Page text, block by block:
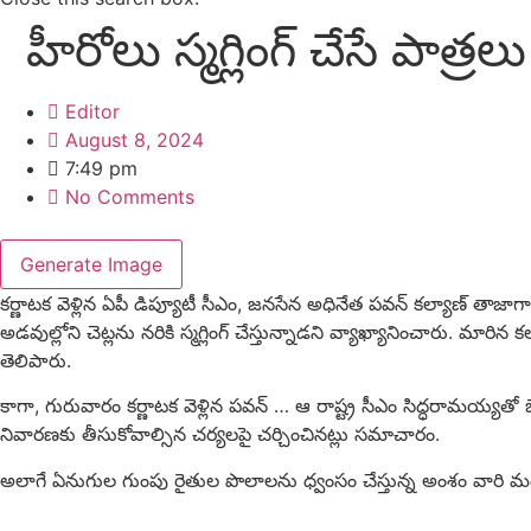
హీరోలు స్మగ్లింగ్ చేసే
Editor
August 8, 2024
7:49 pm
No Comments
Generate Image
క‌ర్ణాట‌క వెళ్లిన‌ ఏపీ డిప్యూటీ సీఎం, జ‌న‌సేన అధినేత‌ ప‌వ‌న్ క‌ల్యాణ్ తాజాగా
అడవుల్లోని చెట్లను నరికి స్మగ్లింగ్ చేస్తున్నాడని వ్యాఖ్యానించారు.
తెలిపారు.
కాగా, గురువారం క‌ర్ణాట‌క‌ వెళ్లిన ప‌వ‌న్ … ఆ రాష్ట్ర సీఎం
నివారణకు తీసుకోవాల్సిన చర్యలపై చర్చించిన‌ట్లు స‌మాచారం.
అలాగే ఏనుగుల గుంపు రైతుల పొలాలను ధ్వంసం చేస్తున్న అంశం వారి